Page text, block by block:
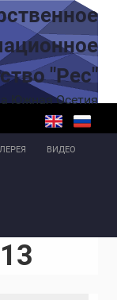
"Рес"
Южная Осетия
ВИДЕО